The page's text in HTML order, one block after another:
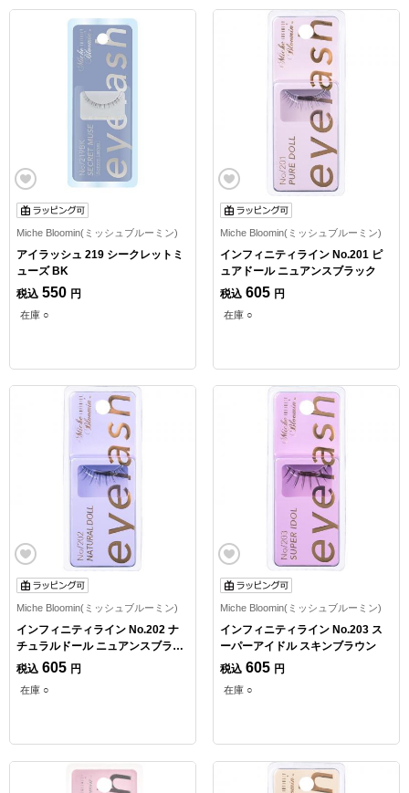
Miche Bloomin(ミッシュブルーミン)
アイラッシュ 219 シークレットミ
ューズ BK
税込 550 円
在庫 ○
Miche Bloomin(ミッシュブルーミン)
インフィニティライン No.201 ピ
ュアドール ニュアンスブラック
税込 605 円
在庫 ○
Miche Bloomin(ミッシュブルーミン)
インフィニティライン No.202 ナ
チュラルドール ニュアンスブラッ
ク
税込 605 円
在庫 ○
Miche Bloomin(ミッシュブルーミン)
インフィニティライン No.203 ス
ーパーアイドル スキンブラウン
税込 605 円
在庫 ○